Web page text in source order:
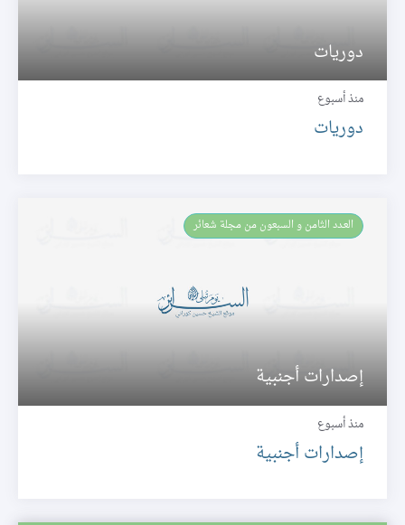
دوريات
منذ أسبوع
دوريات
العـدد الثامن و السبعون من مجلة شعائر
إصدارات أجنبية
منذ أسبوع
إصدارات أجنبية